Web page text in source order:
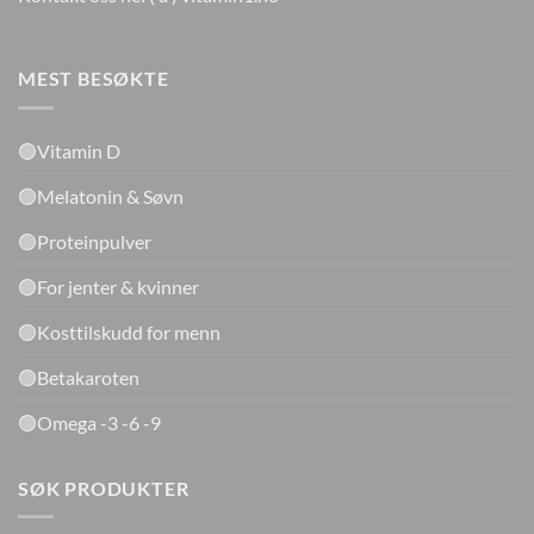
MEST BESØKTE
🟢Vitamin D
🟢Melatonin & Søvn
🟢Proteinpulver
🟢For jenter & kvinner
🟢Kosttilskudd for menn
🟢Betakaroten
🟢Omega -3 -6 -9
SØK PRODUKTER